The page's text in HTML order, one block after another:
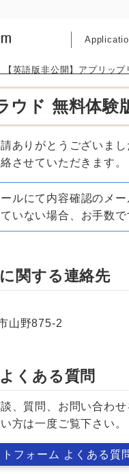
英語版非公開】アプリッ
ウド 無料体験
ありがとうございまし
させていただきます。
ルにて内容確認のメ
いない場合、お手数
関する連絡先
山野875-2
くある質問
、質問、お問い合わ
方は一度ご覧下さい。
フォーム よくある質